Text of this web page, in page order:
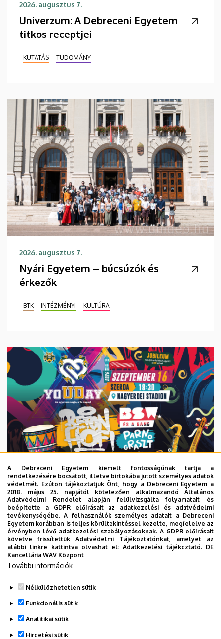
2026. augusztus 7.
Univerzum: A Debreceni Egyetem
titkos receptjei
KUTATÁS TUDOMÁNY
2026. augusztus 7.
Nyári Egyetem – búcsúzók és
érkezők
BTK INTÉZMÉNYI KULTÚRA
2026. augusztus 6.
Közeleg a 10. yoUDay, hazai sztárok
a láthatáron
HALLGATÓK INTÉZMÉNYI
A Debreceni Egyetem kiemelt fontosságúnak tartja a
rendelkezésére bocsátott, illetve birtokába jutott személyes adatok
védelmét. Ezúton tájékoztatjuk Önt, hogy a Debreceni Egyetem a
2018. május 25. napjától kötelezően alkalmazandó Általános
Adatvédelmi Rendelet alapján felülvizsgálta folyamatait és
beépítette a GDPR előírásait az adatkezelési és adatvédelmi
tevékenységébe. A felhasználók személyes adatait a Debreceni
Egyetem korábban is teljes körültekintéssel kezelte, megfelelve az
érvényben lévő adatkezelési szabályozásoknak. A GDPR előírásait
követve frissítettük Adatvédelmi Tájékoztatónkat, amelyet az
alábbi linkre kattintva olvashat el:Adatkezelési tájékoztató. DE
Kancellária WAV Központ
További információk
Nélkülözhetetlen sütik
Funkcionális sütik
Analitikai sütik
Hirdetési sütik